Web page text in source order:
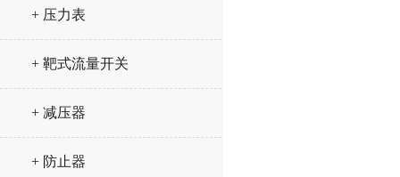
+ 压力表
+ 靶式流量开关
+ 减压器
+ 防止器